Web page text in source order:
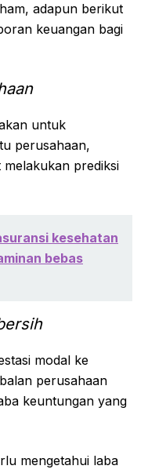
adapun berikut
keuangan bagi
untuk
perusahaan,
prediksi
kesehatan
bebas
modal ke
perusahaan
keuntungan yang
mengetahui laba